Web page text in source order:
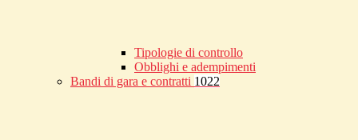
Tipologie di controllo
Obblighi e adempimenti
Bandi di gara e contratti 1022